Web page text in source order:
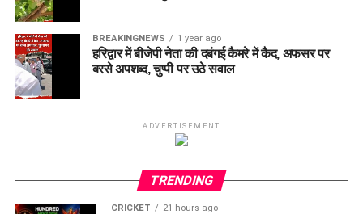
BREAKINGNEWS 1 year ago
हरिद्वार में बीजेपी नेता की दबंगई कैमरे में कैद, अफसर पर
बरसे अपशब्द, चुप्पी पर उठे सवाल
ADVERTISEMENT
TRENDING
CRICKET 21 hours ago